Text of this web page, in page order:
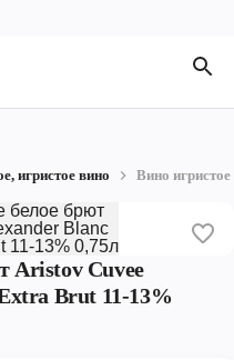
игристое вино Вино
Aristov Cuvee
Brut 11-13%